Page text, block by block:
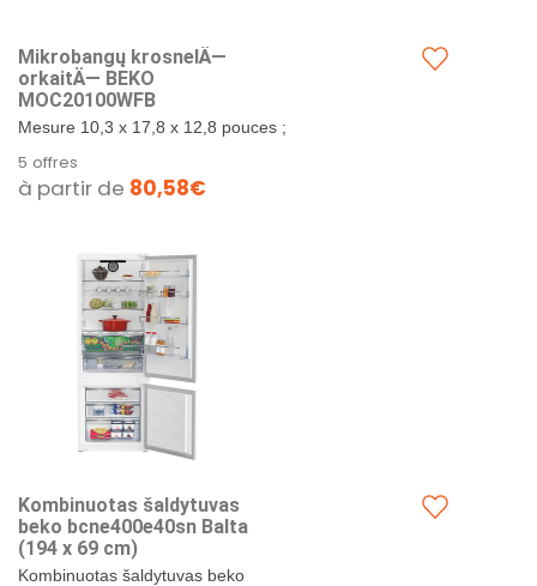
Mikrobangų krosnelÄ—
orkaitÄ— BEKO
MOC20100WFB
Mesure 10,3 x 17,8 x 12,8 pouces ;
automatique : décongelez vos
aliments sans effort...
5 offres
à partir de 80,58€
Kombinuotas šaldytuvas
beko bcne400e40sn Balta
(194 x 69 cm)
Kombinuotas šaldytuvas beko